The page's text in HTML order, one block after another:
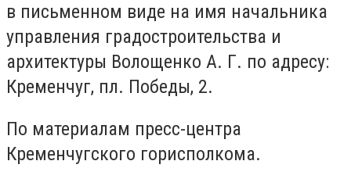
в письменном виде на имя начальника
управления градостроительства и
архитектуры Волощенко А. Г. по адресу:
Кременчуг, пл. Победы, 2.
По материалам пресс-центра
Кременчугского горисполкома.